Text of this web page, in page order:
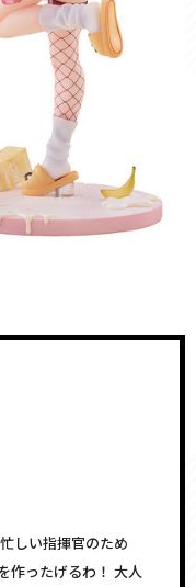
しい指揮官のため
作ったげるわ！ 大人